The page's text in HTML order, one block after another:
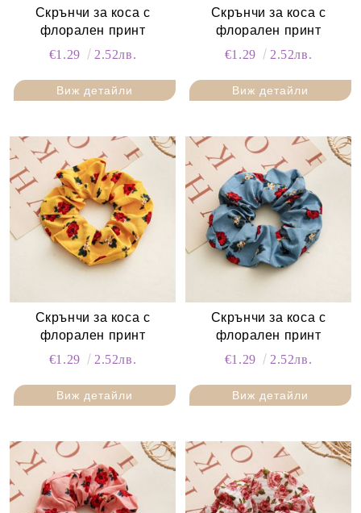
Скрънчи за коса с
флорален принт
€1.29
2.52лв.
Виж детайли
Скрънчи за коса с
флорален принт
€1.29
2.52лв.
Виж детайли
Скрънчи за коса с
флорален принт
€1.29
2.52лв.
Виж детайли
Скрънчи за коса с
флорален принт
€1.29
2.52лв.
Виж детайли